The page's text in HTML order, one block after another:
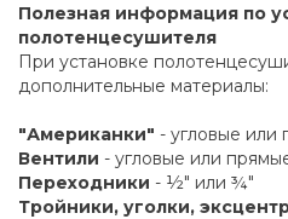
Полезная информация по
полотенцесушителя
При установке
дополнительные материалы:
"Американки" - угловые или
Вентили - угловые или
Переходники - ½" или ¾"
Тройники, уголки,